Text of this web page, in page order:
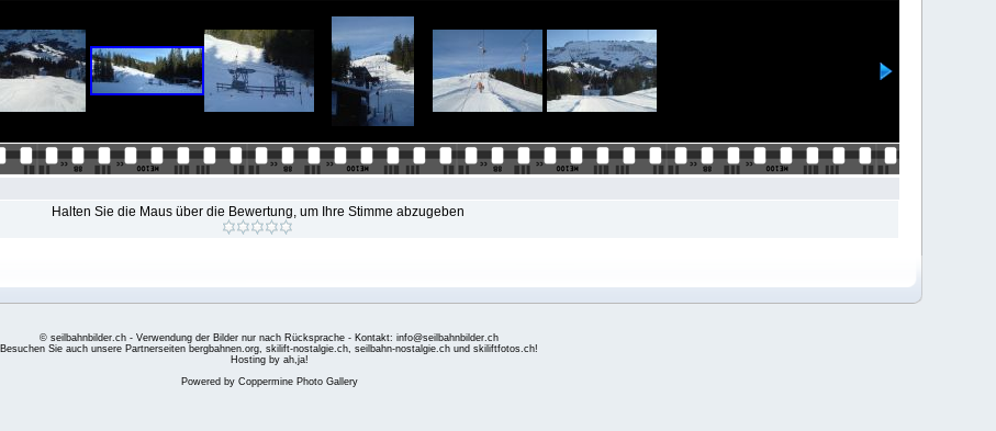
Halten Sie die Maus über die Bewertung, um Ihre Stimme abzugeben
© seilbahnbilder.ch - Verwendung der Bilder nur nach Rücksprache - Kontakt: info@seilbahnbilder.ch
Besuchen Sie auch unsere Partnerseiten bergbahnen.org, skilift-nostalgie.ch, seilbahn-nostalgie.ch und skiliftfotos.ch!
Hosting by ah,ja!
Powered by Coppermine Photo Gallery